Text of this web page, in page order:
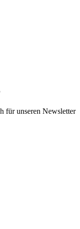
für unseren Newsletter